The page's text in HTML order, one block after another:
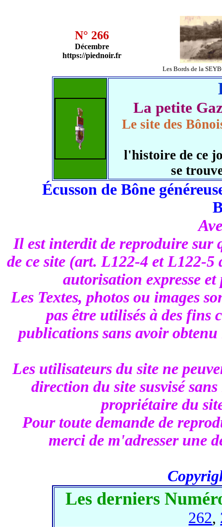
N° 266
Décembre
https://piednoir.fr
Les Bords de la
La petite
Le site des
l'histoire de ce
se
Écusson de Bône
Il est interdit de reproduire sur
de ce site (art. L122-4 et L122-
autorisation expresse
Les Textes, photos ou images
pas être utilisés à des fins
publications sans avoir
Les utilisateurs du site ne
direction du site susvisé
propriétaire du
Pour toute demande de
merci de m'adresser une
Les derniers
262,